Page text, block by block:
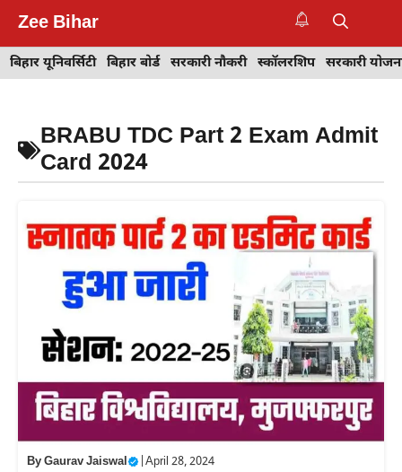
content
Zee Bihar
बिहार यूनिवर्सिटी बिहार बोर्ड सरकारी नौकरी स्कॉलरशिप सरकारी
BRABU TDC Part 2 Exam Admit
Card 2024
ByGaurav Jaiswal April 28, 2024